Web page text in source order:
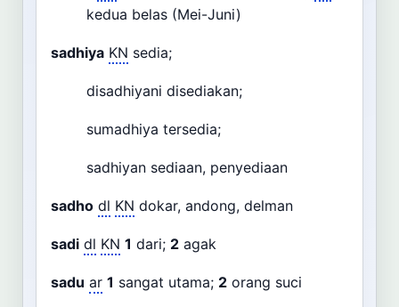
kedua belas (Mei-Juni)
sadhiya KN sedia;
disadhiyani disediakan;
sumadhiya tersedia;
sadhiyan sediaan, penyediaan
sadho dl KN dokar, andong, delman
sadi dl KN 1 dari; 2 agak
sadu ar 1 sangat utama; 2 orang suci